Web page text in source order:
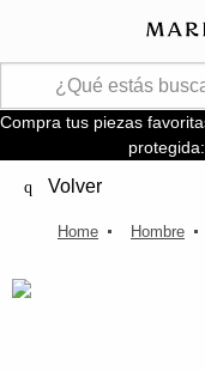
Compra tus piezas
protegida:
Volver
Hombre